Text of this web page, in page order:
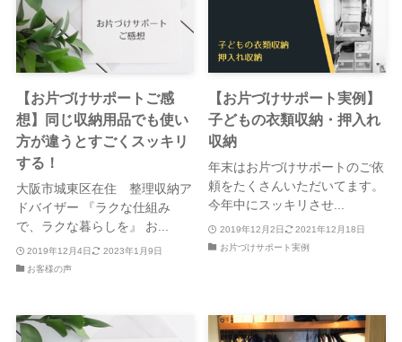
【お片づけサポートご感
想】同じ収納用品でも使い
方が違うとすごくスッキリ
する！
大阪市城東区在住 整理収納ア
ドバイザー 『ラクな仕組み
で、ラクな暮らしを』 お...
2019年12月4日
2023年1月9日
お客様の声
【お片づけサポート実例】
子どもの衣類収納・押入れ
収納
年末はお片づけサポートのご依
頼をたくさんいただいてます。
今年中にスッキリさせ...
2019年12月2日
2021年12月18日
お片づけサポート実例